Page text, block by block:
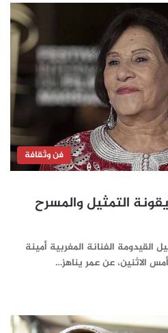
فن وثقافة
التمثيل والمسرح
الفنانة المغربية أمينة
الاثنين، عن عمر يناهز…